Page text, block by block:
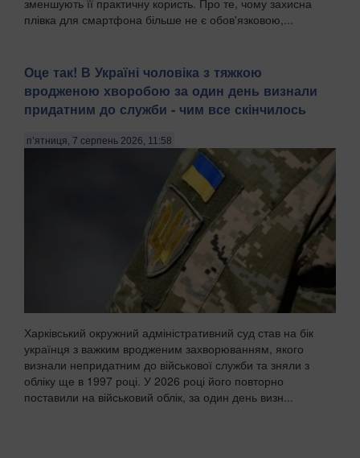
плівка для смартфона більше не є обов'язковою,...
Оце так! В Україні чоловіка з тяжкою
вродженою хворобою за один день визнали
придатним до служби - чим все скінчилось
п’ятниця, 7 серпень 2026, 11:58
Харківський окружний адміністративний суд став на бік
українця з важким вродженим захворюванням, якого
визнали непридатним до військової служби та зняли з
обліку ще в 1997 році. У 2026 році його повторно
поставили на військовий облік, за один день визн...